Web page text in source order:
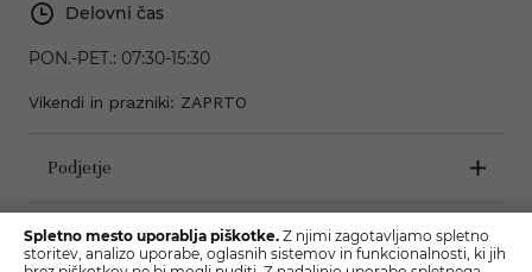
Delovni čas
PON.-PET.: 07:30-15:30
Vikendi in prazniki: ZAPRTO
Podjetje
Pogoji poslovanja
Spletno mesto uporablja piškotke. Z njimi zagotavljamo spletno
storitev, analizo uporabe, oglasnih sistemov in funkcionalnosti, ki jih